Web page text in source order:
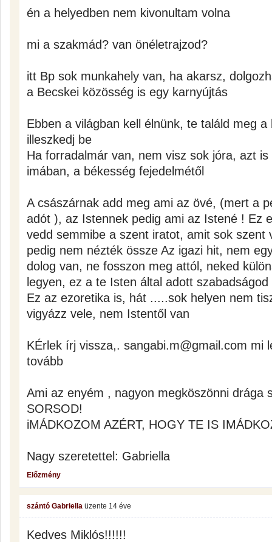
én a helyedben nem kivonultam volna
mi a szakmád? van önéletrajzod?
itt Bp sok munkahely van, ha akarsz,
a Becskei közösség is egy karnyújtás
Ebben a világban kell élnünk, te találd meg
illeszkedj be
Ha forradalmár van, nem visz sok jóra, azt
imában, a békesség fejedelmétől
A császárnak add meg ami az övé, (mert a
adót ), az Istennek pedig ami az Istené ! Ez
vedd semmibe a szent iratot, amit sok szent
pedig nem nézték össze Az igazi hit, nem
dolog van, ne fosszon meg attól, neked
legyen, ez a te Isten által adott
Ez az ezoretika is, hát .....sok helyen nem
vigyázz vele, nem Istentől van
KÉrlek írj vissza,. sangabi.m@gmail.com mi
tovább
Ami az enyém , nagyon megköszönni drága
SORSOD!
iMÁDKOZOM AZÉRT, HOGY TE IS
Nagy szeretettel: Gabriella
Előzmény
szántó Gabriella üzente 14 éve
Kedves Miklós!!!!!!